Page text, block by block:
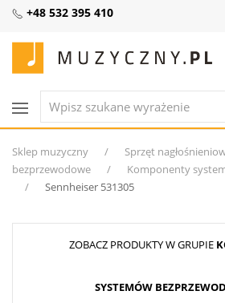
+48 532 395 410
Sklep muzyczny Sprzęt
bezprzewodowe
Komponenty
Sennheiser 531305
ZOBACZ PRODUKTY W GRUPIE
SYSTEMÓW